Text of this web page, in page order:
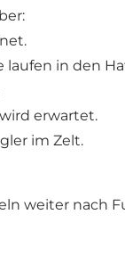
laufen in den
erwartet.
im Zelt.
weiter nach